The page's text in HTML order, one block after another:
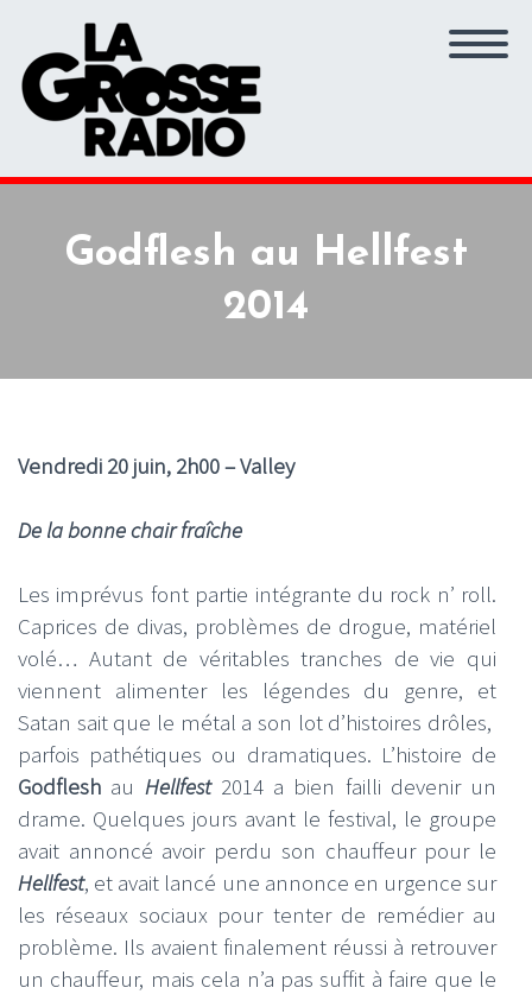
Godflesh au Hellfest
2014
Vendredi 20 juin, 2h00 – Valley
De la bonne chair fraîche
Les imprévus font partie intégrante du rock n’ roll.
Caprices de divas, problèmes de drogue, matériel
volé… Autant de véritables tranches de vie qui
viennent alimenter les légendes du genre, et
Satan sait que le métal a son lot d’histoires drôles,
parfois pathétiques ou dramatiques. L’histoire de
Godflesh au Hellfest2014 a bien failli devenir un
drame. Quelques jours avant le festival, le groupe
avait annoncé avoir perdu son chauffeur pour le
Hellfest, et avait lancé une annonce en urgence sur
les réseaux sociaux pour tenter de remédier au
problème. Ils avaient finalement réussi à retrouver
un chauffeur, mais cela n’a pas suffit à faire que le